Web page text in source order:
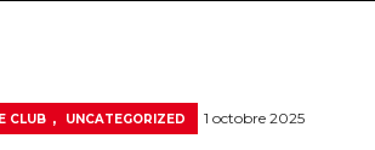
CLUB , UNCATEGORIZED 1 octobre 2025